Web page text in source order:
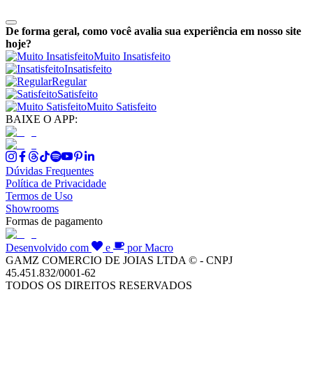
De forma geral, como você avalia sua experiência em nosso site
hoje?
Muito Insatisfeito
Insatisfeito
Regular
Satisfeito
Muito Satisfeito
BAIXE O APP:
Dúvidas Frequentes
Política de Privacidade
Termos de Uso
Showrooms
Formas de pagamento
Desenvolvido com e
por Macro
GAMZ COMERCIO DE JOIAS LTDA © - CNPJ
45.451.832/0001-62
TODOS OS DIREITOS RESERVADOS